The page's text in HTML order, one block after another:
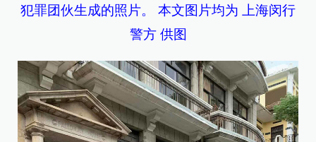
犯罪团伙生成的照片。 本文图片均为 上海闵行
警方 供图